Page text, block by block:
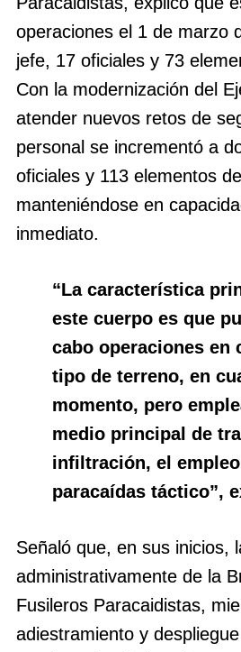
operaciones el 1 de marzo
jefe, 17 oficiales y 73
Con la modernización del
atender nuevos retos de
personal se incrementó a
oficiales y 113 elementos
manteniéndose en
inmediato.
“La característica
este cuerpo es que
cabo operaciones en
tipo de terreno, en
momento, pero
medio principal de
infiltración, el empleo
paracaídas táctico”,
Señaló que, en sus inicios,
administrativamente de la
Fusileros Paracaidistas,
adiestramiento y